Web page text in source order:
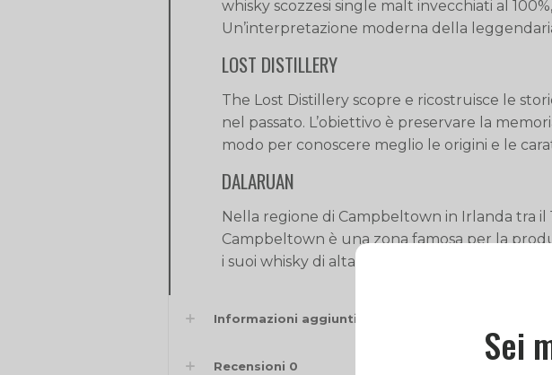
whisky scozzesi single malt invecchiati al 100%,
Un’interpretazione moderna della
LOST DISTILLERY
The Lost Distillery scopre e ricostruisce le
nel passato. L’obiettivo è preservare la
modo per conoscere meglio le origini e le
DALARUAN
Nella regione di Campbeltown in Irlanda tra il
Campbeltown è una zona famosa per la
i suoi whisky di alta qualità, spesso
Informazioni aggiuntive
Recensioni 0 Sei